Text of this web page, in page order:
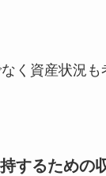
く資産状況も
するための